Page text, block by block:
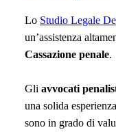
Lo Studio Legale
un’assistenza
Cassazione penale.
Gli avvocati
una solida
sono in grado di